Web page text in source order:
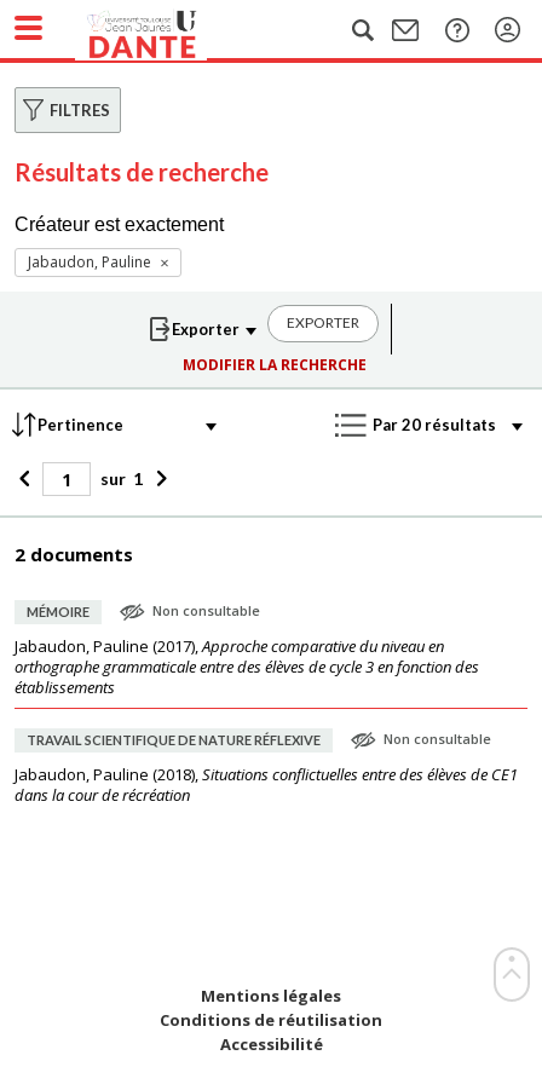
FILTRES
Résultats de recherche
Créateur est exactement
Jabaudon, Pauline
EXPORTER
MODIFIER LA RECHERCHE
sur 1
2 documents
MÉMOIRE Non consultable
Jabaudon, Pauline (2017),Approche comparative du niveau en
orthographe grammaticale entre des élèves de cycle 3 en fonction des
établissements
TRAVAIL SCIENTIFIQUE DE NATURE RÉFLEXIVE Non consultable
Jabaudon, Pauline (2018),Situations conflictuelles entre des élèves de CE1
dans la cour de récréation
Mentions légales
Conditions de réutilisation
Accessibilité